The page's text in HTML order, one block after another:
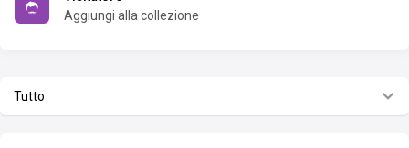
Aggiungi alla collezione
Tutto